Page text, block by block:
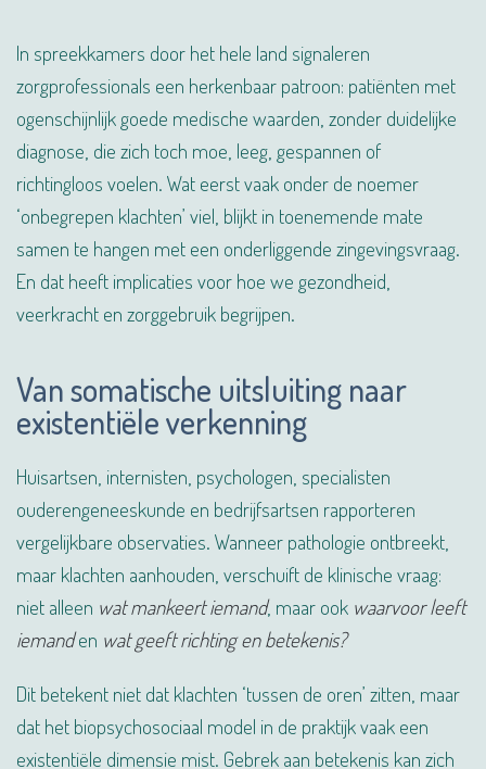
In spreekkamers door het hele land signaleren
zorgprofessionals een herkenbaar patroon: patiënten met
ogenschijnlijk goede medische waarden, zonder duidelijke
diagnose, die zich toch moe, leeg, gespannen of
richtingloos voelen. Wat eerst vaak onder de noemer
‘onbegrepen klachten’ viel, blijkt in toenemende mate
samen te hangen met een onderliggende zingevingsvraag.
En dat heeft implicaties voor hoe we gezondheid,
veerkracht en zorggebruik begrijpen.
Van somatische uitsluiting naar
existentiële verkenning
Huisartsen, internisten, psychologen, specialisten
ouderengeneeskunde en bedrijfsartsen rapporteren
vergelijkbare observaties. Wanneer pathologie ontbreekt,
maar klachten aanhouden, verschuift de klinische vraag:
niet alleen wat mankeert iemand, maar ook waarvoor leeft
iemanden wat geeft richting en betekenis?
Dit betekent niet dat klachten ‘tussen de oren’ zitten, maar
dat het biopsychosociaal model in de praktijk vaak een
existentiële dimensie mist. Gebrek aan betekenis kan zich